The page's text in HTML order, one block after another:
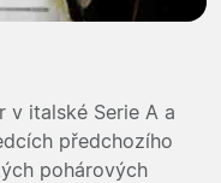
v italské Serie A a
předchozího
pohárových